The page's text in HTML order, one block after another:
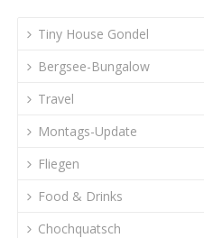
Tiny House Gondel
Bergsee-Bungalow
Travel
Montags-Update
Fliegen
Food & Drinks
Chochquatsch